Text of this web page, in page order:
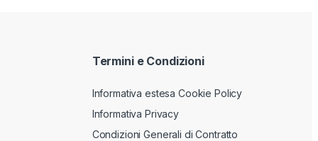
Termini e Condizioni
Informativa estesa Cookie Policy
Informativa Privacy
Condizioni Generali di Contratto